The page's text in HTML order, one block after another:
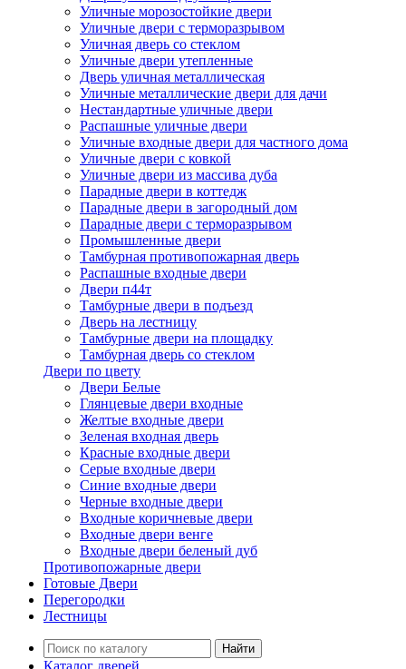
Уличные морозостойкие двери
Уличные двери с терморазрывом
Уличная дверь со стеклом
Уличные двери утепленные
Дверь уличная металлическая
Уличные металлические двери для дачи
Нестандартные уличные двери
Распашные уличные двери
Уличные входные двери для частного дома
Уличные двери с ковкой
Уличные двери из массива дуба
Парадные двери в коттедж
Парадные двери в загородный дом
Парадные двери с терморазрывом
Промышленные двери
Тамбурная противопожарная дверь
Распашные входные двери
Двери п44т
Тамбурные двери в подъезд
Дверь на лестницу
Тамбурные двери на площадку
Тамбурная дверь со стеклом
Двери по цвету
Двери Белые
Глянцевые двери входные
Желтые входные двери
Зеленая входная дверь
Красные входные двери
Серые входные двери
Синие входные двери
Черные входные двери
Входные коричневые двери
Входные двери венге
Входные двери беленый дуб
Противопожарные двери
Готовые Двери
Перегородки
Лестницы
Найти
Каталог дверей